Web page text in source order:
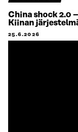
China shock 2.0
Kiinan
25.6.2026